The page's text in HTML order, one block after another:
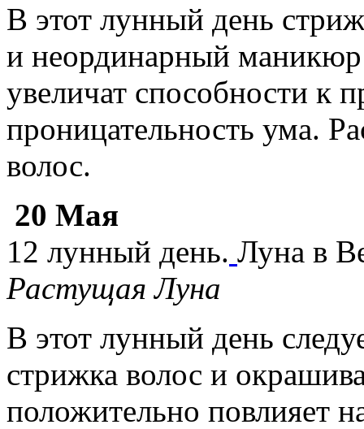
В этот лунный день
и неординарный маникюр
увеличат способности к
проницательность ума.
волос.
20 Мая
12 лунный день. Луна в
Растущая Луна
В этот лунный день
стрижка волос и
положительно повлияет